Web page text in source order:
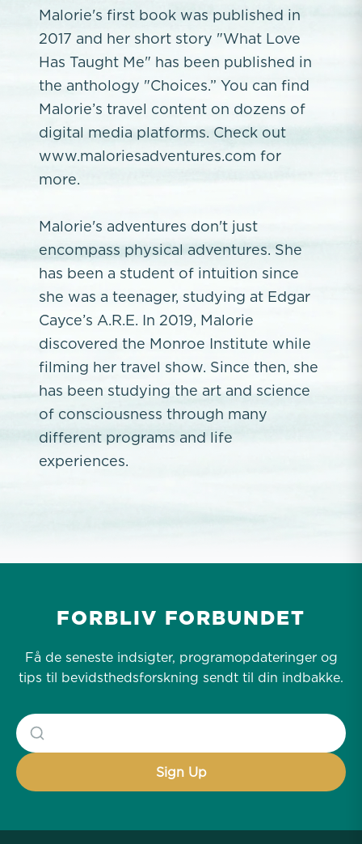
Malorie's first book was published in
2017 and her short story "What Love
Has Taught Me" has been published in
the anthology "Choices.” You can find
Malorie’s travel content on dozens of
digital media platforms. Check out
www.maloriesadventures.com for
more.
Malorie's adventures don't just
encompass physical adventures. She
has been a student of intuition since
she was a teenager, studying at Edgar
Cayce’s A.R.E. In 2019, Malorie
discovered the Monroe Institute while
filming her travel show. Since then, she
has been studying the art and science
of consciousness through many
different programs and life
experiences.
FORBLIV FORBUNDET
Få de seneste indsigter, programopdateringer og
tips til bevidsthedsforskning sendt til din indbakke.